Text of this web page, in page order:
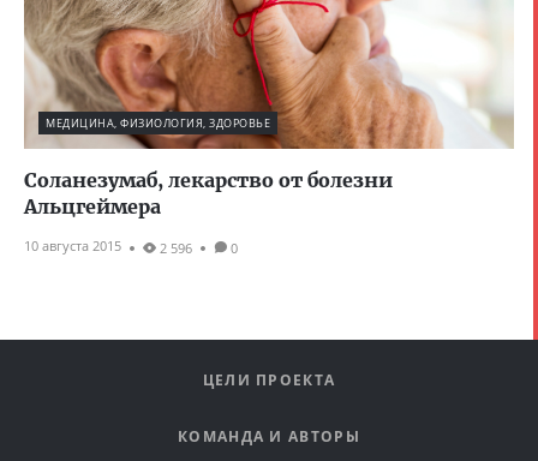
МЕДИЦИНА, ФИЗИОЛОГИЯ, ЗДОРОВЬЕ
Соланезумаб, лекарство от болезни
Альцгеймера
10 августа 2015 2 596 0
ЦЕЛИ ПРОЕКТА
КОМАНДА И АВТОРЫ